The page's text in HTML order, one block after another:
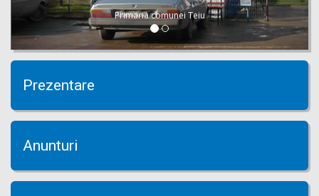
Primaria comunei Teiu
Prezentare
Anunturi